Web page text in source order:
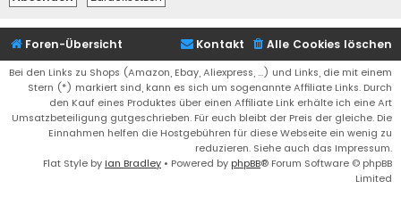
Foren-Übersicht Alle Cookies löschen
Kontakt
Bei den Links zu Shops (Amazon, Ebay, Aliexpress, ...) und Links, die mit einem
Stern (*) markiert sind, kann es sich um sogenannte Affiliate Links. Durch
den Kauf eines Produktes über einen Affiliate Link erhälte ich eine Art
Umsatzbeteiligung gutgeschrieben. Für euch bleibt der Preis der gleiche. Die
Einnahmen helfen die Hostgebühren für diese Webseite ein wenig zu
reduzieren. Siehe auch das Impressum.
Flat Style by Ian Bradley • Powered by phpBB® Forum Software © phpBB
Limited